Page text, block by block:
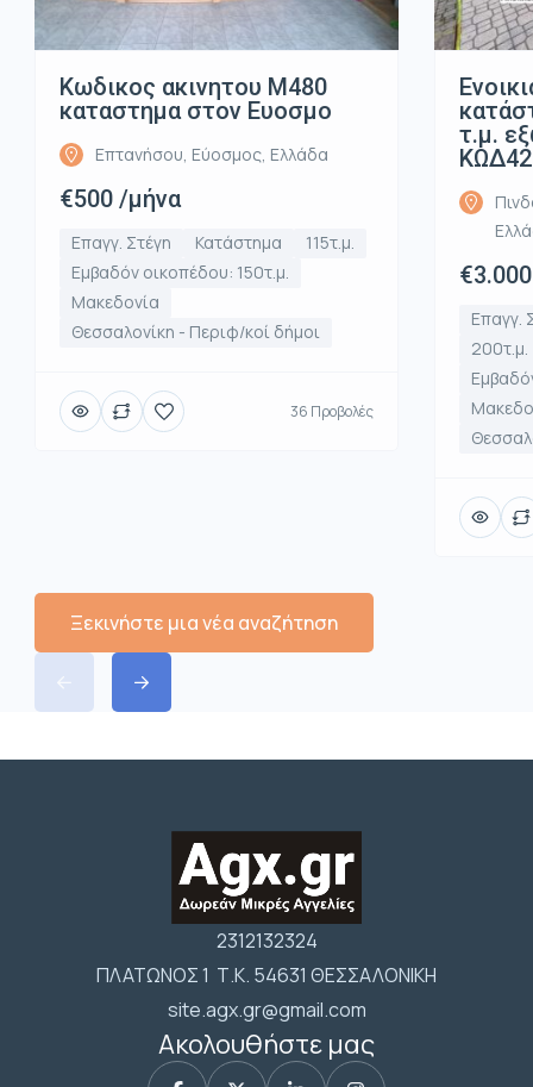
Κωδικος ακινητου Μ480
καταστημα στον Ευοσμο
Επτανήσου, Εύοσμος, Ελλάδα
€500 /μήνα
Επαγγ. Στέγη Κατάστημα
115τ.μ.
Εμβαδόν οικοπέδου: 150τ.μ.
Μακεδονία
Θεσσαλονίκη - Περιφ/κοί δήμοι
36 Προβολές
τ.μ.
Επαγγ.
200τ.μ.
Ξεκινήστε μια νέα αναζήτηση
2312132324
ΠΛΑΤΩΝΟΣ 1 Τ.Κ. 54631 ΘΕΣΣΑΛΟΝΙΚΗ
site.agx.gr@gmail.com
Ακολουθήστε μας